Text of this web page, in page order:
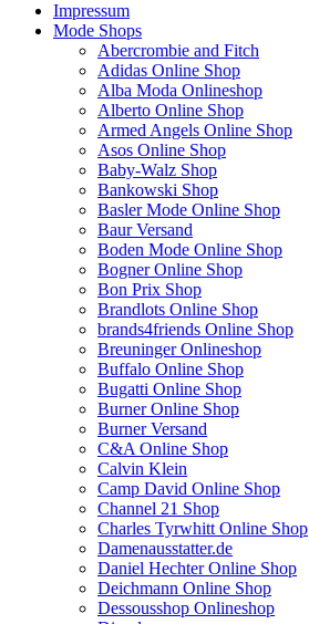
Impressum
Mode Shops
Abercrombie and Fitch
Adidas Online Shop
Alba Moda Onlineshop
Alberto Online Shop
Armed Angels Online Shop
Asos Online Shop
Baby-Walz Shop
Bankowski Shop
Basler Mode Online Shop
Baur Versand
Boden Mode Online Shop
Bogner Online Shop
Bon Prix Shop
Brandlots Online Shop
brands4friends Online Shop
Breuninger Onlineshop
Buffalo Online Shop
Bugatti Online Shop
Burner Online Shop
Burner Versand
C&A Online Shop
Calvin Klein
Camp David Online Shop
Channel 21 Shop
Charles Tyrwhitt Online Shop
Damenausstatter.de
Daniel Hechter Online Shop
Deichmann Online Shop
Dessousshop Onlineshop